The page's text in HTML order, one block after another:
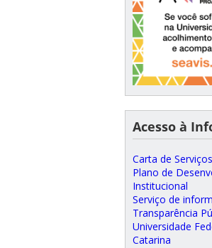
Acesso à
Carta de
Plano de
Institucional
Serviço de
Transparência
Universidade
Catarina